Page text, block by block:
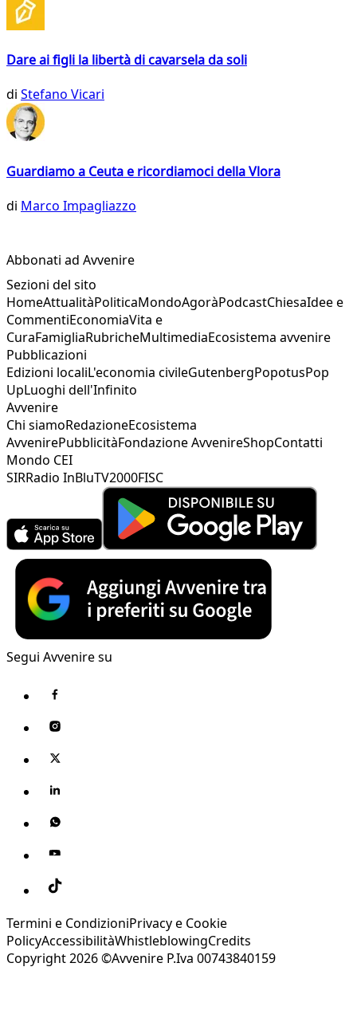
Dare ai figli la libertà di cavarsela da soli
di Stefano Vicari
Guardiamo a Ceuta e ricordiamoci della Vlora
di Marco Impagliazzo
Abbonati ad Avvenire
Sezioni del sito
HomeAttualitàPoliticaMondoAgoràPodcastChiesaIdee e
CommentiEconomiaVita e
CuraFamigliaRubricheMultimediaEcosistema avvenire
Pubblicazioni
Edizioni localiL'economia civileGutenbergPopotusPop
UpLuoghi dell'Infinito
Avvenire
Chi siamoRedazioneEcosistema
AvvenirePubblicitàFondazione AvvenireShopContatti
Mondo CEI
SIRRadio InBluTV2000FISC
Segui Avvenire su
Termini e CondizioniPrivacy e Cookie
PolicyAccessibilitàWhistleblowingCredits
Copyright 2026 ©Avvenire P.Iva 00743840159